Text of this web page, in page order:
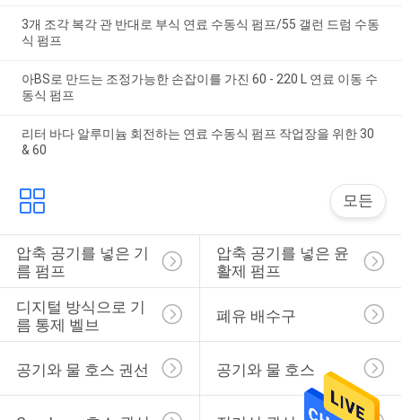
3개 조각 복각 관 반대로 부식 연료 수동식 펌프/55 갤런 드럼 수동
식 펌프
아BS로 만드는 조정가능한 손잡이를 가진 60 - 220 L 연료 이동 수
동식 펌프
리터 바다 알루미늄 회전하는 연료 수동식 펌프 작업장을 위한 30
& 60
모든
압축 공기를 넣은 기
름 펌프
압축 공기를 넣은 윤
활제 펌프
디지털 방식으로 기
름 통제 벨브
폐유 배수구
공기와 물 호스 권선 공기와 물 호스